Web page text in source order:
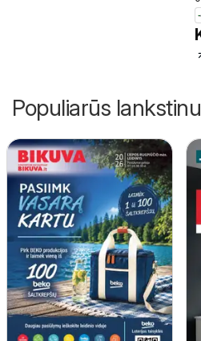
Populiarūs